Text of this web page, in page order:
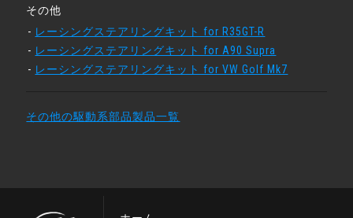
その他
レーシングステアリングキット for R35GT-R
レーシングステアリングキット for A90 Supra
レーシングステアリングキット for VW Golf Mk7
その他の駆動系部品製品一覧